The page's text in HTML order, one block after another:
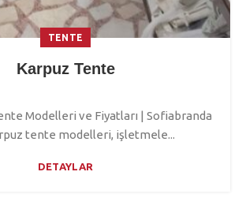
TENTE
Karpuz Tente
Modelleri ve Fiyatları | Sofiabranda
tente modelleri, işletmele...
DETAYLAR